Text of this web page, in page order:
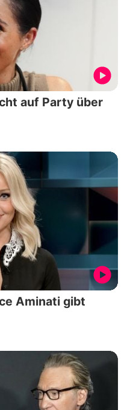
auf Party über
Aminati gibt